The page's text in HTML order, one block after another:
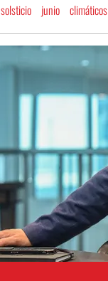
solsticio junio climáticos